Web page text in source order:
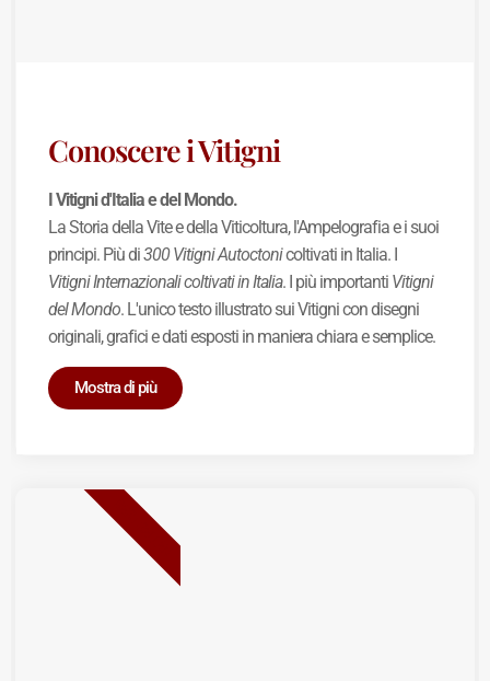
Conoscere i Vitigni
I Vitigni d'Italia e del Mondo.
La Storia della Vite e della Viticoltura, l'Ampelografia e i suoi
principi. Più di300 Vitigni Autoctonicoltivati in Italia. I
Vitigni Internazionali coltivati in Italia. I più importanti Vitigni
del Mondo. L'unico testo illustrato sui Vitigni con disegni
originali, grafici e dati esposti in maniera chiara e semplice.
Mostra di più
BEST SELLER